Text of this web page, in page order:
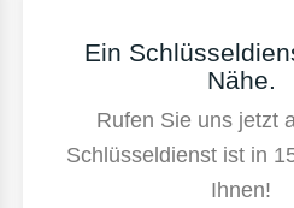
Ein
Nähe.
Rufen Sie uns jetzt
Schlüsseldienst ist in
Ihnen!